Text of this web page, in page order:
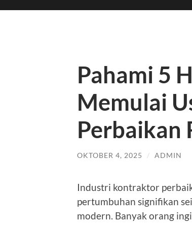
Pahami 5
Memulai
Perbaikan
OKTOBER 4, 2025 / ADMIN
Industri kontraktor
pertumbuhan signifikan
modern. Banyak orang